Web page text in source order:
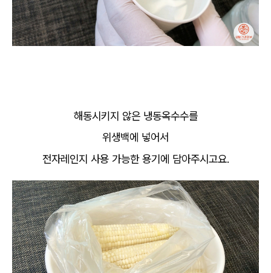
해동시키지 않은 냉동옥수수를
위생백에 넣어서
전자레인지 사용 가능한 용기에 담아주시고요.